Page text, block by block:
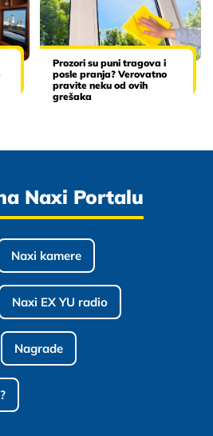
Prozori su puni tragova i
posle pranja? Verovatno
pravite neku od ovih
grešaka
Naxi Portalu
Naxi kamere
Naxi EX YU radio
Nagrade